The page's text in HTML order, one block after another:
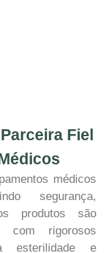
Fiel
médicos
segurança,
produtos são
com rigorosos
esterilidade e